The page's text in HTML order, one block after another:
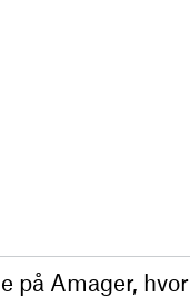
på Amager, hvor